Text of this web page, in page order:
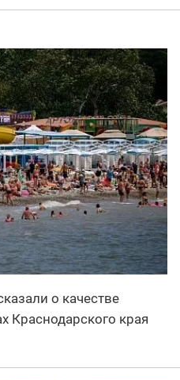
о качестве
Краснодарского края